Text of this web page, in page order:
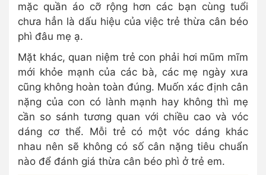
mặc quần áo cỡ rộng hơn các bạn cùng tuổi
chưa hẳn là dấu hiệu của việc trẻ thừa cân béo
phì đâu mẹ ạ.
Mặt khác, quan niệm trẻ con phải hơi mũm mĩm
mới khỏe mạnh của các bà, các mẹ ngày xưa
cũng không hoàn toàn đúng. Muốn xác định cân
nặng của con có lành mạnh hay không thì mẹ
cần so sánh tương quan với chiều cao và vóc
dáng cơ thể. Mỗi trẻ có một vóc dáng khác
nhau nên sẽ không có số cân nặng tiêu chuẩn
nào để đánh giá thừa cân béo phì ở trẻ em.